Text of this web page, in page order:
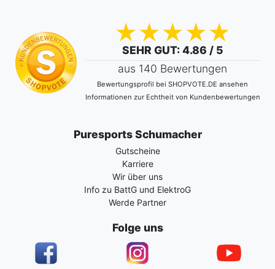
SEHR GUT: 4.86 / 5
aus 140 Bewertungen
Bewertungsprofil bei SHOPVOTE.DE ansehen
Informationen zur Echtheit von Kundenbewertungen
Puresports Schumacher
Gutscheine
Karriere
Wir über uns
Info zu BattG und ElektroG
Werde Partner
Folge uns